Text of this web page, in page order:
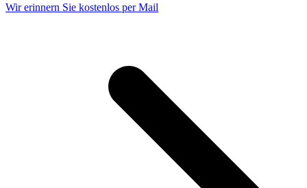
Wir erinnern Sie kostenlos per Mail